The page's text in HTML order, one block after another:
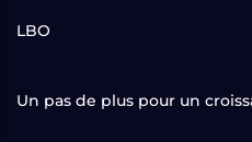
LBO
Un pas de plus pour un